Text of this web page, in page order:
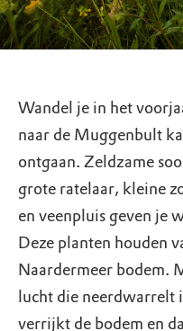
Wandel je in het
naar de Muggenbult
ontgaan. Zeldzame
grote ratelaar, kleine
en veenpluis geven je
Deze planten houden
Naardermeer bodem.
lucht die neerdwarrelt
verrijkt de bodem en